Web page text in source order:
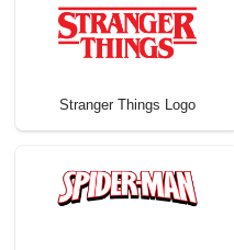
Stranger Things Logo